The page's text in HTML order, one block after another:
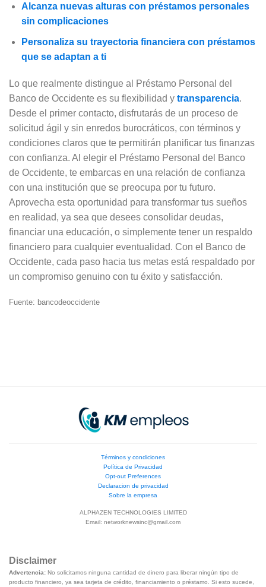
Alcanza nuevas alturas con préstamos personales
sin complicaciones
Personaliza su trayectoria financiera con préstamos
que se adaptan a ti
Lo que realmente distingue al Préstamo Personal del
Banco de Occidente es su flexibilidad y transparencia.
Desde el primer contacto, disfrutarás de un proceso de
solicitud ágil y sin enredos burocráticos, con términos y
condiciones claros que te permitirán planificar tus finanzas
con confianza. Al elegir el Préstamo Personal del Banco
de Occidente, te embarcas en una relación de confianza
con una institución que se preocupa por tu futuro.
Aprovecha esta oportunidad para transformar tus sueños
en realidad, ya sea que desees consolidar deudas,
financiar una educación, o simplemente tener un respaldo
financiero para cualquier eventualidad. Con el Banco de
Occidente, cada paso hacia tus metas está respaldado por
un compromiso genuino con tu éxito y satisfacción.
Fuente: bancodeoccidente
Términos y condiciones
Política de Privacidad
Opt-out Preferences
Declaracion de privacidad
Sobre la empresa
ALPHAZEN TECHNOLOGIES LIMITED
Email: networknewsinc@gmail.com
Disclaimer
Advertencia: No solicitamos ninguna cantidad de dinero para liberar ningún tipo de
producto financiero, ya sea tarjeta de crédito, financiamiento o préstamo. Si esto sucede,